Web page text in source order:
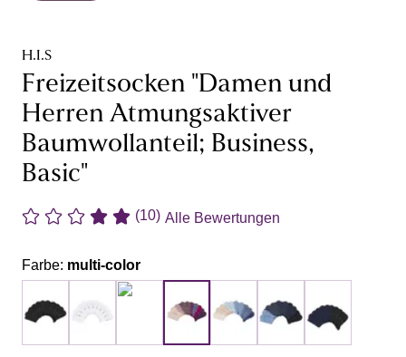
H.I.S
Freizeitsocken "Damen und
Herren Atmungsaktiver
Baumwollanteil; Business,
Basic"
(10) Alle Bewertungen
Farbe: multi-color